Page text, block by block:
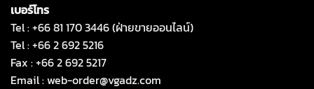
เบอร์โทร
Tel : +66 81 170 3446 (ฝ่ายขายออนไลน์)
Tel : +66 2 692 5216
Fax : +66 2 692 5217
Email :web-order@vgadz.com